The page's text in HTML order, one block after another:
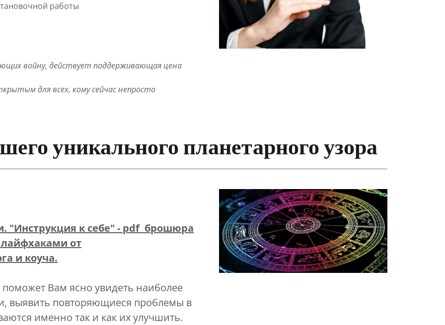
работы
войну, действует поддерживающая цена
для всех, кому сейчас непросто
уникального планетарного узора
"Инструкция к себе" - pdf брошюра
от
и коуча.
поможет Вам ясно увидеть наиболее
выявить повторяющиеся проблемы в
именно так и как их улучшить.